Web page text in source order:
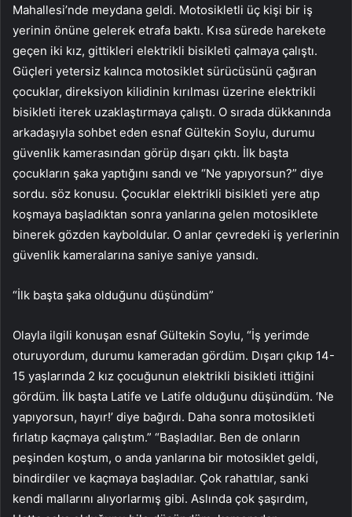
Mahallesi’nde meydana geldi. Motosikletli üç kişi bir iş
yerinin önüne gelerek etrafa baktı. Kısa sürede harekete
geçen iki kız, gittikleri elektrikli bisikleti çalmaya çalıştı.
Güçleri yetersiz kalınca motosiklet sürücüsünü çağıran
çocuklar, direksiyon kilidinin kırılması üzerine elektrikli
bisikleti iterek uzaklaştırmaya çalıştı. O sırada dükkanında
arkadaşıyla sohbet eden esnaf Gültekin Soylu, durumu
güvenlik kamerasından görüp dışarı çıktı. İlk başta
çocukların şaka yaptığını sandı ve “Ne yapıyorsun?” diye
sordu. söz konusu. Çocuklar elektrikli bisikleti yere atıp
koşmaya başladıktan sonra yanlarına gelen motosiklete
binerek gözden kayboldular. O anlar çevredeki iş yerlerinin
güvenlik kameralarına saniye saniye yansıdı.
“İlk başta şaka olduğunu düşündüm”
Olayla ilgili konuşan esnaf Gültekin Soylu, “İş yerimde
oturuyordum, durumu kameradan gördüm. Dışarı çıkıp 14-
15 yaşlarında 2 kız çocuğunun elektrikli bisikleti ittiğini
gördüm. İlk başta Latife ve Latife olduğunu düşündüm. ‘Ne
yapıyorsun, hayır!’ diye bağırdı. Daha sonra motosikleti
fırlatıp kaçmaya çalıştım.” “Başladılar. Ben de onların
peşinden koştum, o anda yanlarına bir motosiklet geldi,
bindirdiler ve kaçmaya başladılar. Çok rahattılar, sanki
kendi mallarını alıyorlarmış gibi. Aslında çok şaşırdım,